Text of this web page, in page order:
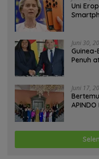
Uni
Juni 30,
Guinea-
Penuh
Juni 17,